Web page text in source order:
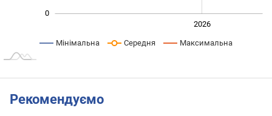
0
2026
Мінімальна Середня Максимальна
Рекомендуємо